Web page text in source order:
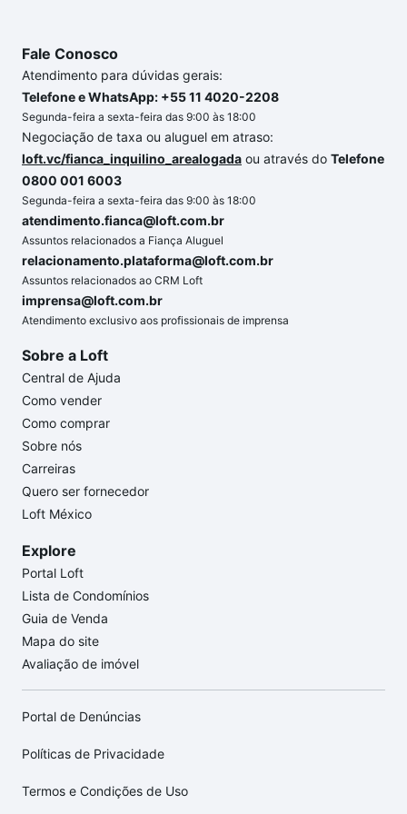
Fale Conosco
Atendimento para dúvidas gerais:
Telefone e WhatsApp: +55 11 4020-2208
Segunda-feira a sexta-feira das 9:00 às 18:00
Negociação de taxa ou aluguel em atraso:
loft.vc/fianca_inquilino_arealogada ou através do Telefone
0800 001 6003
Segunda-feira a sexta-feira das 9:00 às 18:00
atendimento.fianca@loft.com.br
Assuntos relacionados a Fiança Aluguel
relacionamento.plataforma@loft.com.br
Assuntos relacionados ao CRM Loft
imprensa@loft.com.br
Atendimento exclusivo aos profissionais de imprensa
Sobre a Loft
Central de Ajuda
Como vender
Como comprar
Sobre nós
Carreiras
Quero ser fornecedor
Loft México
Explore
Portal Loft
Lista de Condomínios
Guia de Venda
Mapa do site
Avaliação de imóvel
Portal de Denúncias
Políticas de Privacidade
Termos e Condições de Uso